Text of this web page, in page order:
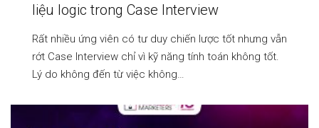
liệu logic trong Case Interview
Rất nhiều ứng viên có tư duy chiến lược tốt nhưng vẫn
rớt Case Interview chỉ vì kỹ năng tính toán không tốt.
Lý do không đến từ việc không…